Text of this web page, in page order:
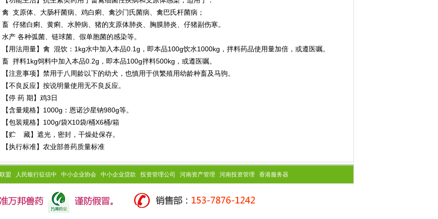
禽 支原体、大肠杆菌病、鸡白痢、禽沙门氏菌病、禽巴氏杆菌病；
畜 仔猪白痢、黄痢、水肿病、猪的支原体肺炎、胸膜肺炎、仔猪副伤寒。
水产 各种弧菌、链球菌、假单胞菌的感染等。
【用法用量】禽 混饮：1kg水中加入本品0.1g，即本品100g饮水1000kg，拌料药品使用量加倍，或遵医嘱。
畜 拌料1kg饲料中加入本品0.2g，即本品100g拌料500kg，或遵医嘱。
【注意事项】禁用于八周龄以下的幼犬，也慎用于供繁殖用幼龄种畜及马驹。
【不良反应】按说明量使用无不良反应。
【停 药 期】鸡3日
【含量规格】1000g：恩诺沙星钠980g等。
【包装规格】100g/袋X10袋/桶X6桶/箱
【贮 藏】遮光，密封，干燥处保存。
【执行标准】农业部兽药质量标准
盟 人民银行征信中 中小企业协会 中小企业贷款 投资管理公司 河南资产管理 河南投资管理 香港服务器